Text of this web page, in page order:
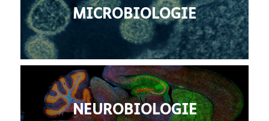
MICROBIOLOGIE
NEUROBIOLOGIE